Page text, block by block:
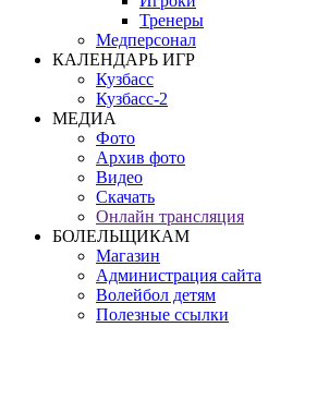
Тренеры
Медперсонал
КАЛЕНДАРЬ ИГР
Кузбасс
Кузбасс-2
МЕДИА
Фото
Архив фото
Видео
Скачать
Онлайн трансляция
БОЛЕЛЬЩИКАМ
Магазин
Администрация сайта
Волейбол детям
Полезные ссылки